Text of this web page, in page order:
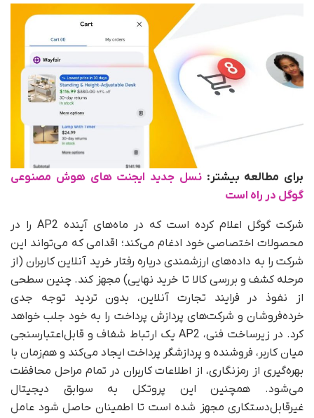
برای مطالعه بیشتر:نسل جدید ایجنت های هوش مصنوعی
گوگل در راه است
شرکت گوگل اعلام کرده است که در ماه‌های آینده AP2 را در
محصولات اختصاصی خود ادغام می‌کند؛ اقدامی که می‌تواند این
شرکت را به داده‌های ارزشمندی درباره رفتار خرید آنلاین کاربران (از
مرحله کشف و بررسی کالا تا خرید نهایی) مجهز کند. چنین سطحی
از نفوذ در فرایند تجارت آنلاین، بدون تردید توجه جدی
خرده‌فروشان و شرکت‌های پردازش پرداخت را به خود جلب خواهد
کرد. در زیرساخت فنی، AP2 یک ارتباط شفاف و قابل‌اعتبارسنجی
میان کاربر، فروشنده و پردازشگر پرداخت ایجاد می‌کند و هم‌زمان با
بهره‌گیری از رمزنگاری، از اطلاعات کاربران در تمام مراحل محافظت
می‌شود. همچنین این پروتکل به سوابق دیجیتال
غیرقابل‌دستکاری مجهز شده است تا اطمینان حاصل شود عامل